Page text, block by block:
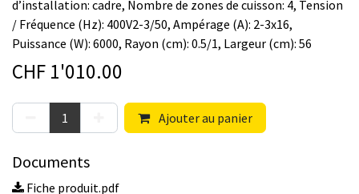
d’installation: cadre, Nombre de zones de cuisson: 4, Tension
/ Fréquence (Hz): 400V2-3/50, Ampérage (A): 2-3x16,
Puissance (W): 6000, Rayon (cm): 0.5/1, Largeur (cm): 56
CHF 1'010.00
Ajouter au panier
Documents
Fiche produit.pdf